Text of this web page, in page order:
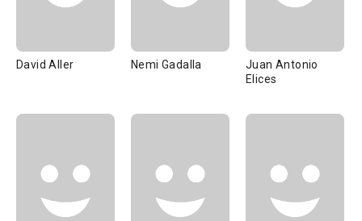
David Aller Nemi Gadalla
Juan Antonio
Elices